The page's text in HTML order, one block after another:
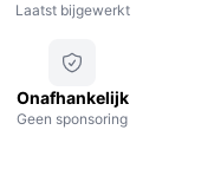
Laatst bijgewerkt
Onafhankelijk
Geen sponsoring